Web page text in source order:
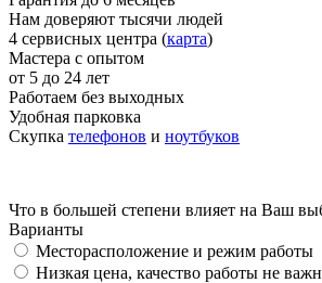
Нам доверяют тысячи людей
4 сервисных центра (карта)
Мастера с опытом
от 5 до 24 лет
Работаем без выходных
Удобная парковка
Скупка телефонов и ноутбуков
Что в большей степени влияет на Ваш
Варианты
Месторасположение и режим работы
Низкая цена, качество работы не